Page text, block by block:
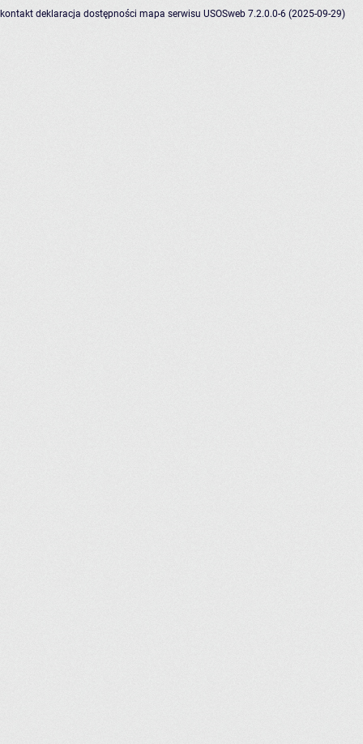
kontakt deklaracja dostępności mapa serwisu USOSweb 7.2.0.0-6 (2025-09-29)